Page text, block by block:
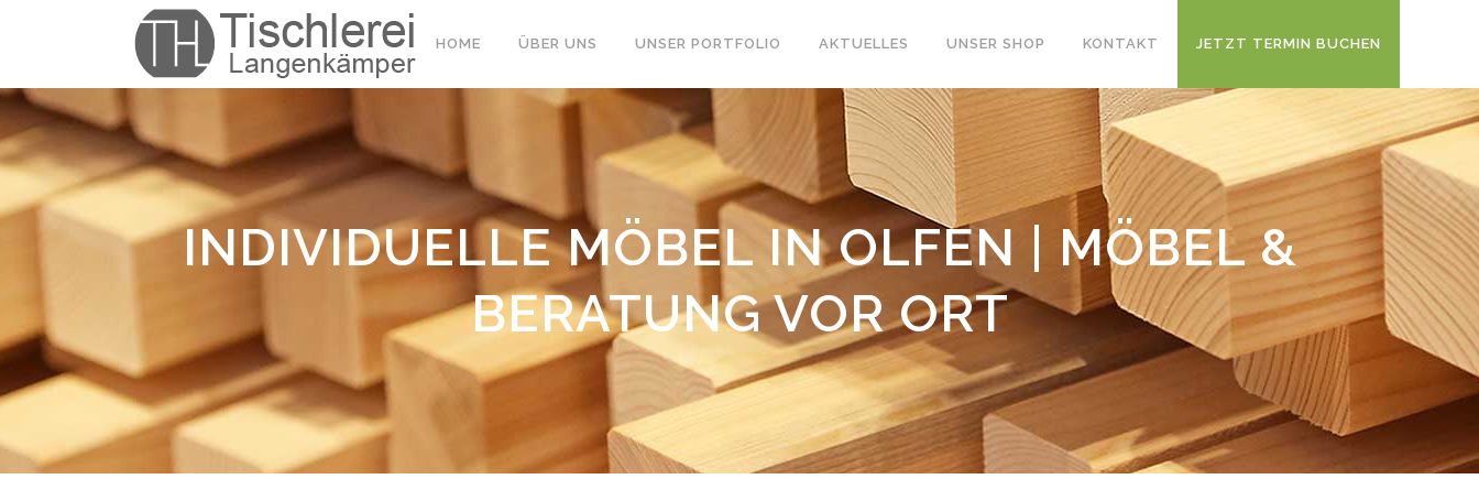
HOME ÜBER UNS UNSER PORTFOLIO AKTUELLES UNSER SHOP KONTAKT JETZT TERMIN BUCHEN
INDIVIDUELLE MÖBEL IN OLFEN | MÖBEL &
BERATUNG VOR ORT